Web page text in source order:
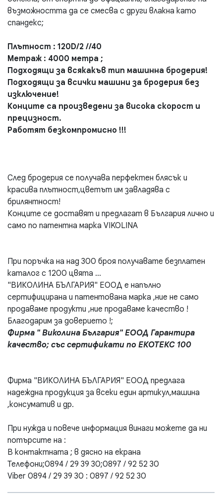
възможността да се смесва с други влакна като
спандекс;
Плътност : 120D/2 //40
Метраж : 4000 метра ;
Подходящи за всякакъв тип машинна бродерия!
Подходящи за всички машини за бродерия без
изключение!
Конците са произведени за висока скорост и
прецизност.
Работят безкомпромисно !!!
След бродерия се получава перфектен блясък и
красива плътност,цветът им завладява с
брилянтност!
Конците се доставят и предлагат в България лично и
само по патентна марка VIKOLINA
При поръчка на над 300 броя получавате безплатен
каталог с 1200 цвята ...
"ВИКОЛИНА БЪЛГАРИЯ" ЕООД е напълно
сертифицирана и патентована марка ,ние не само
продаваме продукти ,ние продаваме качество !
Благодарим за доверието !;
Фирма " Виколина България" ЕООД Гарантира
качество; със сертификати по ЕКОТЕКС 100
Фирма "ВИКОЛИНА БЪЛГАРИЯ" ЕООД предлага
надеждна продукция за всеки един артикул,машина
,консуматив и др.
При нужда и повече информация винаги можете да ни
потърсите на :
В контактната ; в дясно на екрана
Телефони;0894 / 29 39 30;0897 / 92 52 30
Viber 0894 / 29 39 30 : 0897 / 92 52 30